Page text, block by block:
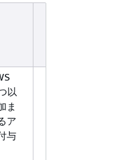
以
ま
ア
与